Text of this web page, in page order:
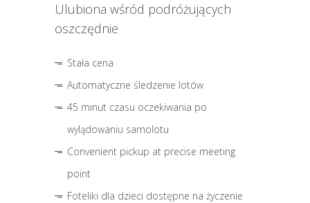
Ulubiona wśród podróżujących
oszczędnie
Stała cena
Automatyczne śledzenie lotów
45 minut czasu oczekiwania po
wylądowaniu samolotu
Convenient pickup at precise meeting
point
Foteliki dla dzieci dostępne na życzenie